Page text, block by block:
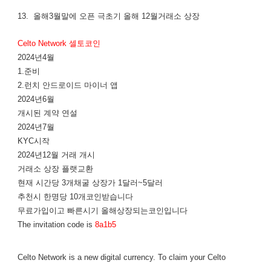
13. 올해3월말에 오픈 극초기 올해 12월거래소 상장
Celto Network 셀토코인
2024년4월
1.준비
2.런치 안드로이드 마이너 앱
2024년6월
개시된 계약 연설
2024년7월
KYC시작
2024년12월 거래 개시
거래소 상장 플랫교환
현재 시간당 3개채굴 상장가 1달러~5달러
추천시 한명당 10개코인받습니다
무료가입이고 빠른시기 올해상장되는코인입니다
The invitation code is8a1b5
Celto Network is a new digital currency. To claim your Celto